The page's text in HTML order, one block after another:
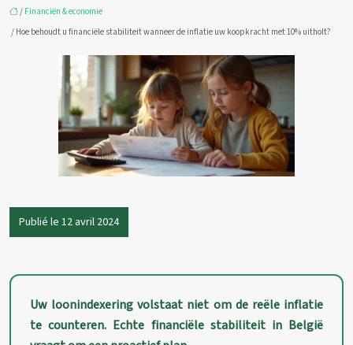
/ Financiën & economie
/ Hoe behoudt u financiële stabiliteit wanneer de inflatie uw koopkracht met 10% uitholt?
Publié le 12 avril 2024
Uw loonindexering volstaat niet om de reële inflatie
te counteren. Echte financiële stabiliteit in België